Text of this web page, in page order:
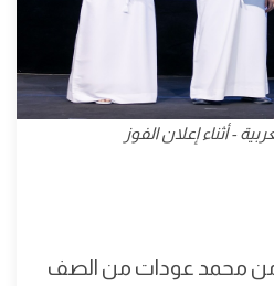
- أثناء إعلان الفوز
محمد عودات من الصف